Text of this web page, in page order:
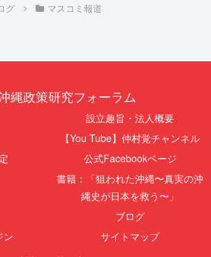
グ マスコミ報道
縄政策研究フォーラム
設立趣旨・法人概要
【You Tube】仲村覚チャンネル
公式Facebookページ
書籍：「狙われた沖縄〜真実の沖
縄史が日本を救う〜」
ブログ
ン
サイトマップ